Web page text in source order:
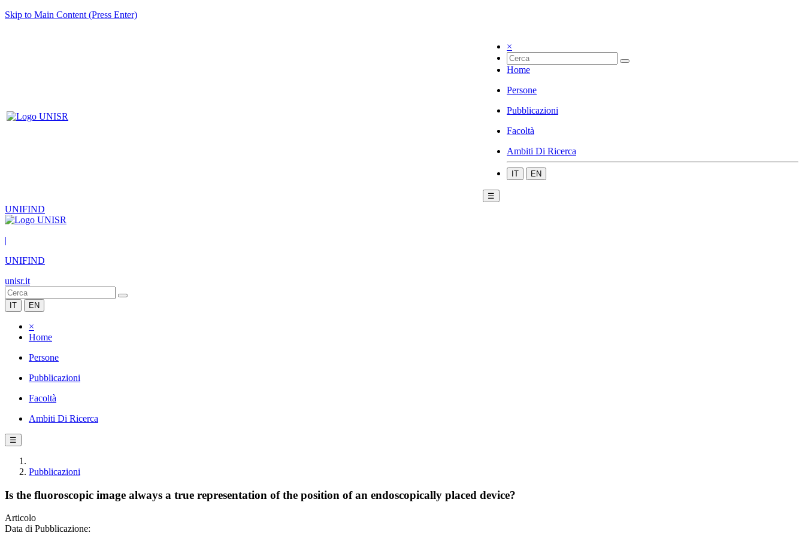
Skip to Main Content (Press Enter)
×
Home
Persone
Pubblicazioni
Facoltà
Ambiti Di Ricerca
IT EN
☰
UNIFIND
|
UNIFIND
unisr.it
IT EN
×
Home
Persone
Pubblicazioni
Facoltà
Ambiti Di Ricerca
☰
Pubblicazioni
Is the fluoroscopic image always a true representation of the position of an endoscopically placed device?
Articolo
Data di Pubblicazione: